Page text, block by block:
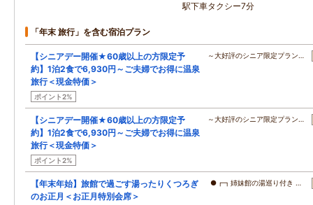
駅下車タクシー7分
「年末 旅行」を含む宿泊プラン
【シニアデー開催★60歳以上の方限定予
約】1泊2食で6,930円～ご夫婦でお得に温泉
旅行＜現金特価＞
ポイント2%
～大好評のシニア限定プラン…
【シニアデー開催★60歳以上の方限定予
約】1泊2食で6,930円～ご夫婦でお得に温泉
旅行＜現金特価＞
ポイント2%
～大好評のシニア限定プラン…
【年末年始】旅館で過ごす湯ったりくつろぎ
のお正月＜お正月特別会席＞
●┏┓姉妹館の湯巡り付き …